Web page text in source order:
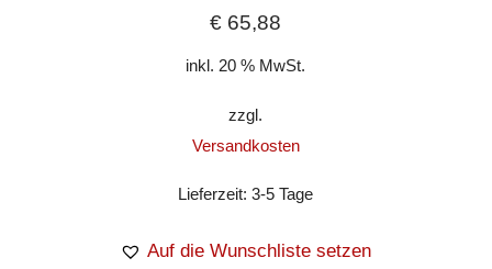
€ 65,88
inkl. 20 % MwSt.
zzgl.
Versandkosten
Lieferzeit:3-5 Tage
Auf die Wunschliste setzen